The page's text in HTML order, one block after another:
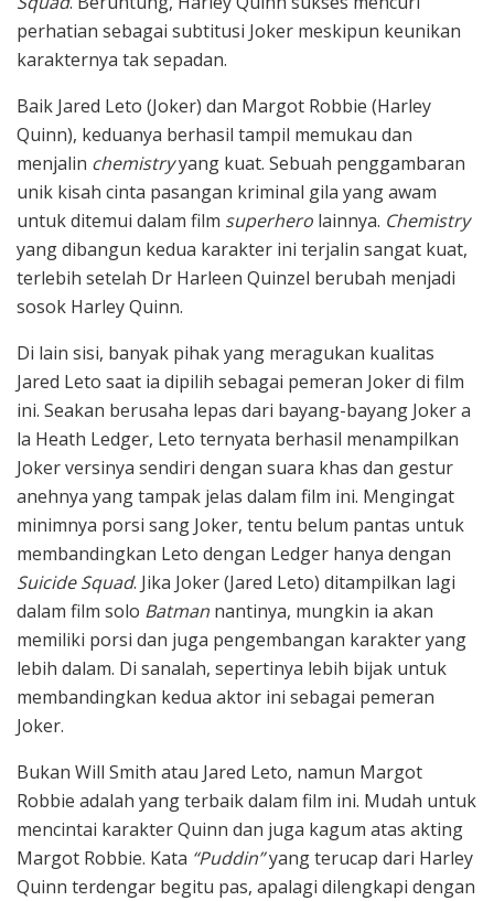
perhatian sebagai subtitusi Joker meskipun keunikan
karakternya tak sepadan.
Baik Jared Leto (Joker) dan Margot Robbie (Harley
Quinn), keduanya berhasil tampil memukau dan
menjalin chemistryyang kuat. Sebuah penggambaran
unik kisah cinta pasangan kriminal gila yang awam
untuk ditemui dalam film superhero lainnya. Chemistry
yang dibangun kedua karakter ini terjalin sangat kuat,
terlebih setelah Dr Harleen Quinzel berubah menjadi
sosok Harley Quinn.
Di lain sisi, banyak pihak yang meragukan kualitas
Jared Leto saat ia dipilih sebagai pemeran Joker di film
ini. Seakan berusaha lepas dari bayang-bayang Joker a
la Heath Ledger, Leto ternyata berhasil menampilkan
Joker versinya sendiri dengan suara khas dan gestur
anehnya yang tampak jelas dalam film ini. Mengingat
minimnya porsi sang Joker, tentu belum pantas untuk
membandingkan Leto dengan Ledger hanya dengan
Suicide Squad. Jika Joker (Jared Leto) ditampilkan lagi
dalam film solo Batman nantinya, mungkin ia akan
memiliki porsi dan juga pengembangan karakter yang
lebih dalam. Di sanalah, sepertinya lebih bijak untuk
membandingkan kedua aktor ini sebagai pemeran
Joker.
Bukan Will Smith atau Jared Leto, namun Margot
Robbie adalah yang terbaik dalam film ini. Mudah untuk
mencintai karakter Quinn dan juga kagum atas akting
Margot Robbie. Kata “Puddin”yang terucap dari Harley
Quinn terdengar begitu pas, apalagi dilengkapi dengan